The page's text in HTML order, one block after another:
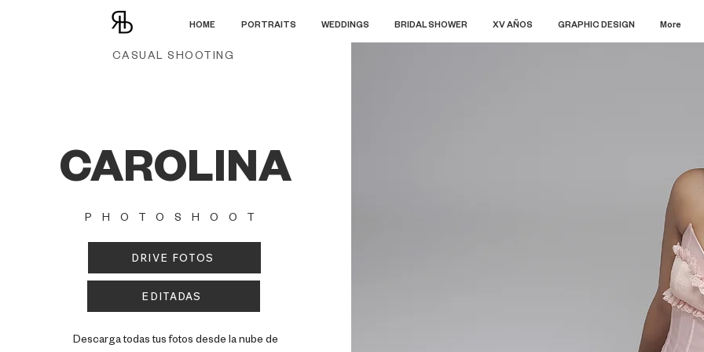
HOME PORTRAITS WEDDINGS BRIDAL SHOWER XV AÑOS GRAPHIC DESIGN More
CASUAL SHOOTING
CAROLINA
PHOTOSHOOT
DRIVE FOTOS
EDITADAS
Descarga todas tus fotos desde la nube de